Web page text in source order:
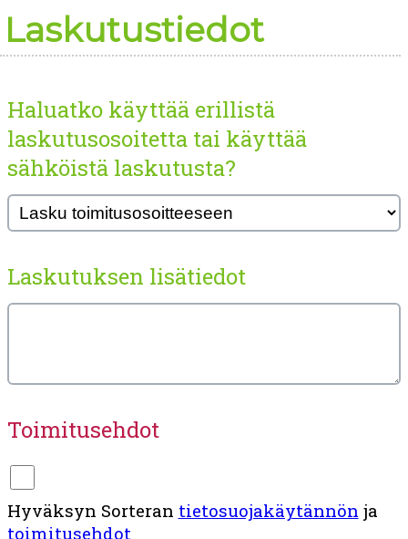
Laskutustiedot
Haluatko käyttää erillistä
laskutusosoitetta tai käyttää
sähköistä laskutusta?
Laskutuksen lisätiedot
Toimitusehdot
Hyväksyn Sorteran tietosuojakäytännön ja
toimitusehdot